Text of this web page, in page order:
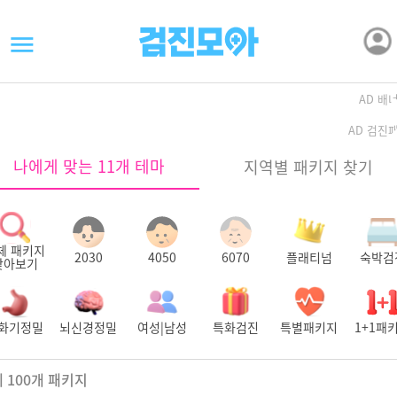
AD 배
AD 검진
나에게 맞는 11개 테마 지역별 패키지 찾기
패키지
아보기 2030 4050 6070 플래티넘 숙박검
기정밀 뇌신경정밀 여성|남성 특화검진 특별패키지 1+1패
100개 패키지